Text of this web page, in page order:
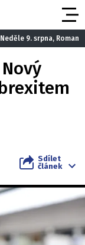
Neděle 9. srpna, Roman
Sdílet
článek